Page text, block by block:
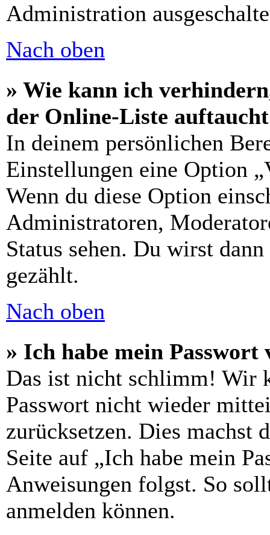
Administration
Nach oben
» Wie kann ich
der Online-Liste
In deinem persönlichen
Einstellungen eine Option
Wenn du diese Option
Administratoren,
Status sehen. Du wirst
gezählt.
Nach oben
» Ich habe mein Passwort
Das ist nicht schlimm! Wir
Passwort nicht wieder
zurücksetzen. Dies machst
Seite auf „Ich habe mein
Anweisungen folgst. So
anmelden können.